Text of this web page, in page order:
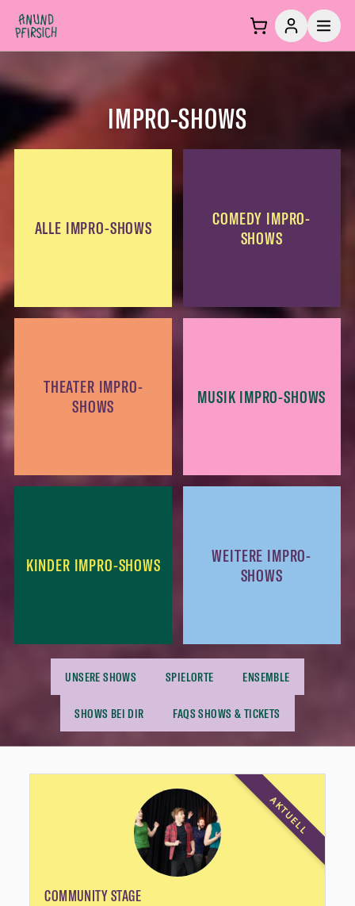
Zum Inhalt springen
IMPRO-SHOWS
ALLE IMPRO-SHOWS
COMEDY IMPRO-
SHOWS
THEATER IMPRO-
SHOWS
MUSIK IMPRO-SHOWS
KINDER IMPRO-SHOWS
WEITERE IMPRO-
SHOWS
UNSERE SHOWS SPIELORTE ENSEMBLE
SHOWS BEI DIR FAQS SHOWS & TICKETS
AKTUELL
COMMUNITY STAGE